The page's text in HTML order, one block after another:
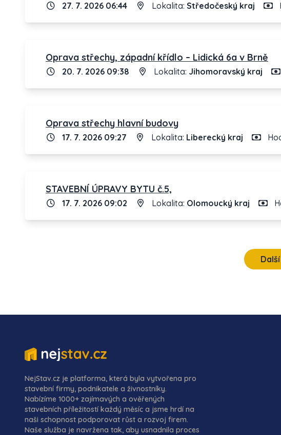
27. 7. 2026 06:44 Lokalita: Středočeský kraj
Oprava střechy, západní křídlo – Lidická 6a v Brně
20. 7. 2026 09:38 Lokalita: Jihomoravský kraj
Oprava střechy hlavní budovy
17. 7. 2026 09:27 Lokalita: Liberecký kraj
STAVEBNÍ ÚPRAVY BYTU č.5,
17. 7. 2026 09:02 Lokalita: Olomoucký kraj
NejStav.cz je platforma, která byla vytvořena pro
stavební firmy, podnikatele a živnostníky.
Nabízíme 1000+ zajímavých a ověřených
stavebních příležitostí každý měsíc a jsme hrdí na
naši schopnost podporovat růst a rozvoj firem.
Naše služba je navržena tak, aby usnadnila proces